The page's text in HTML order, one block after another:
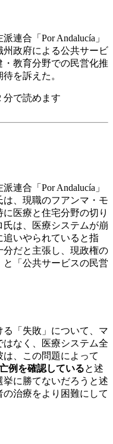
連合「Por Andalucía」
政府による公共サービ
教育分野での民営化推
を訴えた。
分で読めます
連合「Por Andalucía」
、現職のフアンマ・モ
医療と住宅分野の切り
は、医療システムが崩
いやられていると指
だと主張し、現政権の
「公共サービスの民営
「失敗」について、マ
なく、医療システム全
、この問題によって
例を確認していると述
に勝てないだろうと述
治療をより困難にして